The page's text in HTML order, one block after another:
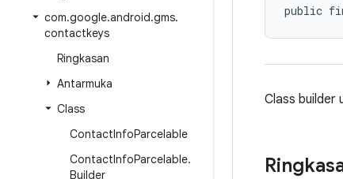
com.google.android.gms.
contactkeys
Ringkasan
Antarmuka
Class
ContactInfoParcelable
ContactInfoParcelable.
Builder
public
Class builder